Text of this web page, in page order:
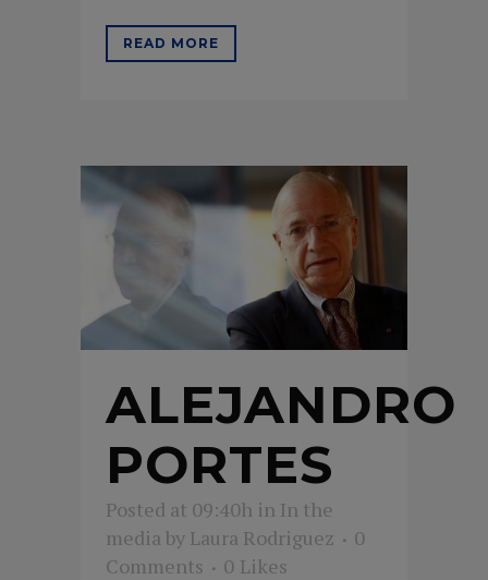
READ MORE
ALEJANDRO
PORTES
Posted at 09:40h in In the
media by Laura Rodriguez
0
Comments
0 Likes